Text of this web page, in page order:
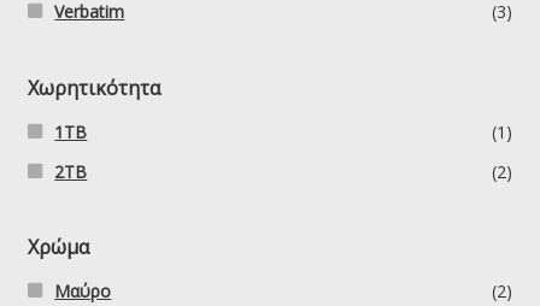
Verbatim (3)
Χωρητικότητα
1TB
(1)
2TB
(2)
Χρώμα
Μαύρο
(2)